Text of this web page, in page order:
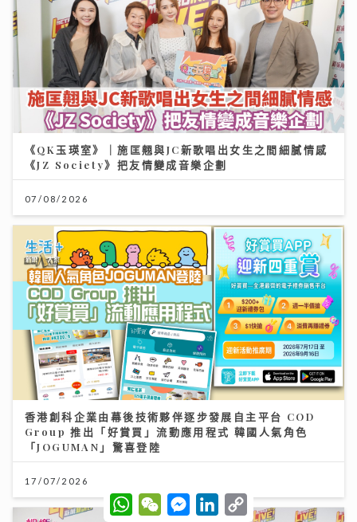
《QK玉瑛室》｜施匡翹與JC新歌唱出女生之間細膩情感
《JZ Society》把友情變成音樂企劃
07/08/2026
香港創科企業由幕後技術夥伴逐步發展自主平台 COD
Group 推出「好賞買」流動應用程式 韓國人氣角色
「JOGUMAN」驚喜登陸
17/07/2026
W
h
W
e
M
e
L
C
o